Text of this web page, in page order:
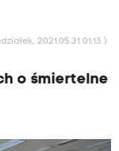
2021.05.31 01:13 )
o śmiertelne